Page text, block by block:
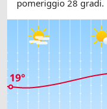
pomeriggio 28 gradi.